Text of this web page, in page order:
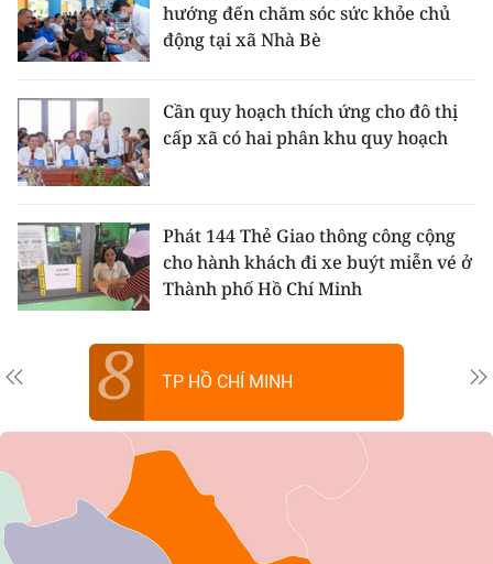
KIỂM CHỨNG THÔNG TIN
54 DÂN TỘC VIỆT NAM
CHƯƠNG TRÌNH OCOP - MỖI XÃ
RADIO
MEDIA CENTER
E-Magazine
Video
Media Chính trị
Media Kinh tế
hướng đến chăm sóc sức khỏe chủ
động tại xã Nhà Bè
Cần quy hoạch thích ứng cho đô thị
cấp xã có hai phân khu quy hoạch
Phát 144 Thẻ Giao thông công cộng
cho hành khách đi xe buýt miễn vé ở
Thành phố Hồ Chí Minh
8 TP HỒ CHÍ MINH